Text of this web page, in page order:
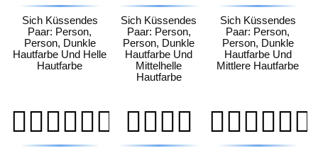
Sich Küssendes
Paar: Person,
Person, Dunkle
Hautfarbe Und Helle
Hautfarbe
Sich Küssendes
Paar: Person,
Person, Dunkle
Hautfarbe Und
Mittelhelle
Hautfarbe
Sich Küssendes
Paar: Person,
Person, Dunkle
Hautfarbe Und
Mittlere Hautfarbe
🧑🏿‍❤️‍💋‍🧑🏾 👩‍❤️‍💋‍👨 👩🏻‍❤️‍💋‍👨🏻